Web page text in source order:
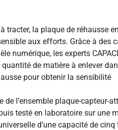
tracter, la plaque de réhausse
aux efforts. Grâce à des
numérique, les experts
de matière à enlever
pour obtenir la sensibilité
de l’ensemble plaque-capteur-
testé en laboratoire sur une
d’une capacité de cinq